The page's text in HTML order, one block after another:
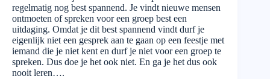
regelmatig nog best spannend. Je vindt nieuwe mensen
ontmoeten of spreken voor een groep best een
uitdaging. Omdat je dit best spannend vindt durf je
eigenlijk niet een gesprek aan te gaan op een feestje met
iemand die je niet kent en durf je niet voor een groep te
spreken. Dus doe je het ook niet. En ga je het dus ook
nooit leren….